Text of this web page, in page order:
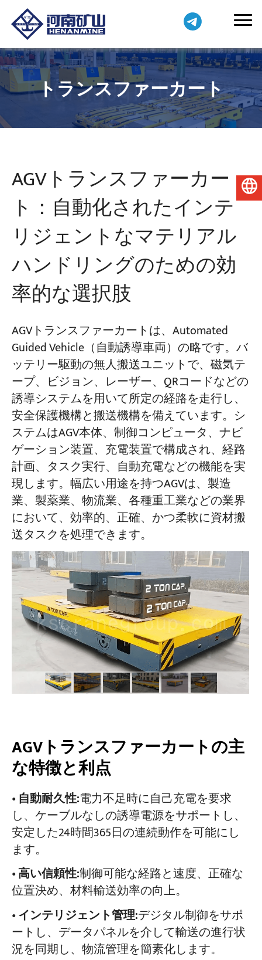
プロジェクト
ブログ
ニュース
アプリケーション
会社概要
お問い合わせ
トランスファーカート
AGVトランスファーカー
ト：自動化されたインテ
リジェントなマテリアル
ハンドリングのための効
率的な選択肢
AGVトランスファーカートは、Automated
Guided Vehicle（自動誘導車両）の略です。バ
ッテリー駆動の無人搬送ユニットで、磁気テ
ープ、ビジョン、レーザー、QRコードなどの
誘導システムを用いて所定の経路を走行し、
安全保護機構と搬送機構を備えています。シ
ステムはAGV本体、制御コンピュータ、ナビ
ゲーション装置、充電装置で構成され、経路
計画、タスク実行、自動充電などの機能を実
現します。幅広い用途を持つAGVは、製造
業、製薬業、物流業、各種重工業などの業界
において、効率的、正確、かつ柔軟に資材搬
送タスクを処理できます。
AGVトランスファーカートの主
な特徴と利点
•自動耐久性:電力不足時に自己充電を要求
し、ケーブルなしの誘導電源をサポートし、
安定した24時間365日の連続動作を可能にし
ます。
•高い信頼性:制御可能な経路と速度、正確な
位置決め、材料輸送効率の向上。
•インテリジェント管理:デジタル制御をサポ
ートし、データパネルを介して輸送の進行状
況を同期し、物流管理を簡素化します。
日本語